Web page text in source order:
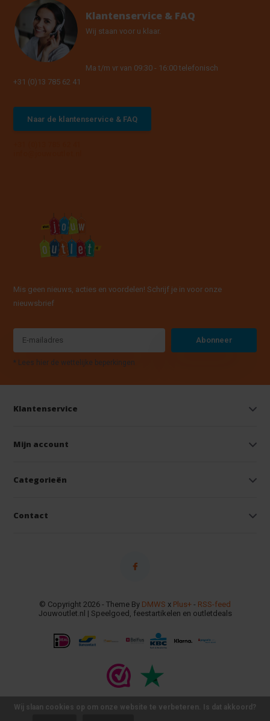
Klantenservice & FAQ
Wij staan voor u klaar.
Ma t/m vr van 09:30 - 16:00 telefonisch
+31 (0)13 785 62 41
Naar de klantenservice & FAQ
Mis geen nieuws, acties en voordelen! Schrijf je in voor onze
nieuwsbrief
Abonneer
* Lees hier de wettelijke beperkingen
Klantenservice
Mijn account
Categorieën
Contact
© Copyright 2026 - Theme By DMWS x Plus+ - RSS-feed
Jouwoutlet.nl | Speelgoed, feestartikelen en outletdeals
Wij slaan cookies op om onze website te verbeteren. Is dat akkoord?